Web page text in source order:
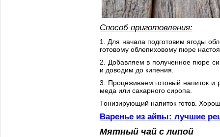
Способ приготовления:
1. Для начала подготовим ягоды
готовому облепиховому пюре
2. Добавляем в полученное пюре
и доводим до кипения.
3. Процеживаем готовый напиток и
меда или сахарного сиропа.
Тонизирующий напиток готов.
Варенье из айвы: лучшие
Мятный чай с липой